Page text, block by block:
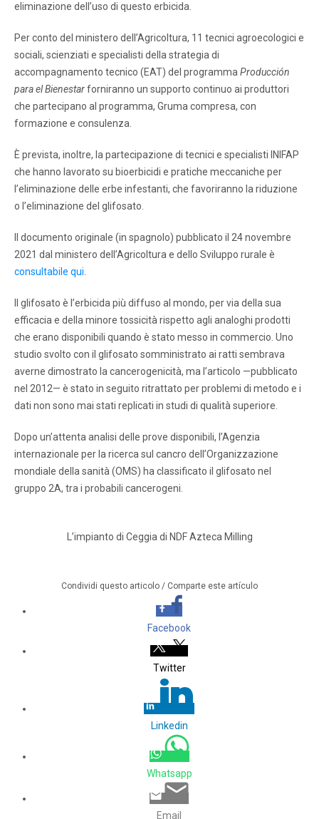
eliminazione dell’uso di questo erbicida.
Per conto del ministero dell’Agricoltura, 11 tecnici agroecologici e
sociali, scienziati e specialisti della strategia di
accompagnamento tecnico (EAT) del programma Producción
para el Bienestarforniranno un supporto continuo ai produttori
che partecipano al programma, Gruma compresa, con
formazione e consulenza.
È prevista, inoltre, la partecipazione di tecnici e specialisti INIFAP
che hanno lavorato su bioerbicidi e pratiche meccaniche per
l’eliminazione delle erbe infestanti, che favoriranno la riduzione
o l’eliminazione del glifosato.
Il documento originale (in spagnolo) pubblicato il 24 novembre
2021 dal ministero dell’Agricoltura e dello Sviluppo rurale è
consultabile qui
Il glifosato è l’erbicida più diffuso al mondo, per via della sua
efficacia e della minore tossicità rispetto agli analoghi prodotti
che erano disponibili quando è stato messo in commercio. Uno
studio svolto con il glifosato somministrato ai ratti sembrava
averne dimostrato la cancerogenicità, ma l’articolo —pubblicato
nel 2012— è stato in seguito ritrattato per problemi di metodo e i
dati non sono mai stati replicati in studi di qualità superiore.
Dopo un’attenta analisi delle prove disponibili, l’Agenzia
internazionale per la ricerca sul cancro dell’Organizzazione
mondiale della sanità (OMS) ha classificato il glifosato nel
gruppo 2A, tra i probabili cancerogeni.
L’impianto di Ceggia di NDF Azteca Milling
Condividi questo articolo / Comparte este artículo
Facebook
Twitter
Linkedin
Whatsapp
Email